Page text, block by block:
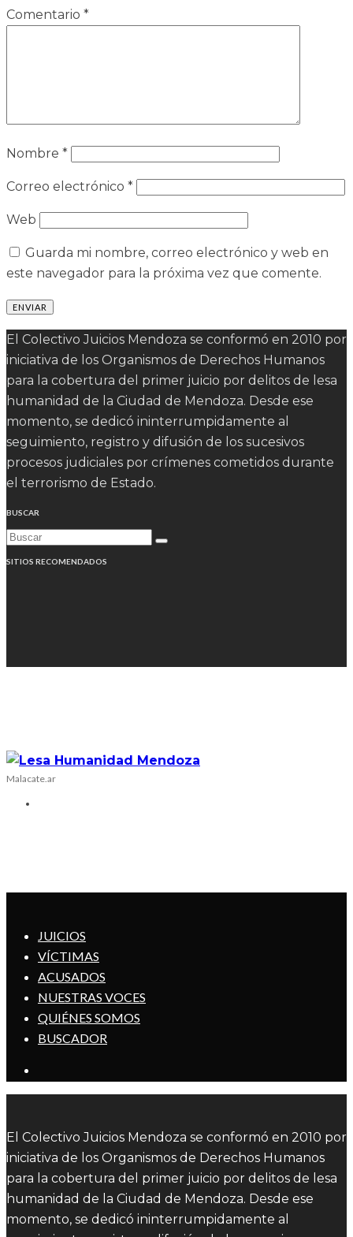
Comentario *
Nombre *
Correo electrónico *
Web
Guarda mi nombre, correo electrónico y web en
este navegador para la próxima vez que comente.
El Colectivo Juicios Mendoza se conformó en 2010 por
iniciativa de los Organismos de Derechos Humanos
para la cobertura del primer juicio por delitos de lesa
humanidad de la Ciudad de Mendoza. Desde ese
momento, se dedicó ininterrumpidamente al
seguimiento, registro y difusión de los sucesivos
procesos judiciales por crímenes cometidos durante
el terrorismo de Estado.
BUSCAR
SITIOS RECOMENDADOS
Malacate.ar
JUICIOS
VÍCTIMAS
ACUSADOS
NUESTRAS VOCES
QUIÉNES SOMOS
BUSCADOR
El Colectivo Juicios Mendoza se conformó en 2010 por
iniciativa de los Organismos de Derechos Humanos
para la cobertura del primer juicio por delitos de lesa
humanidad de la Ciudad de Mendoza. Desde ese
momento, se dedicó ininterrumpidamente al